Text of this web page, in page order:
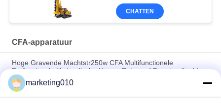
Diepte 16,5 m voor
Stichtingsstapel
CHATTEN
CFA-apparatuur
Hoge Gravende Machtstr250w CFA Multifunctionele
Professionele Hydraulische Hamer Roterend Boorrig pile driver
Geavanceerde Long Auger Boormachine.
marketing010